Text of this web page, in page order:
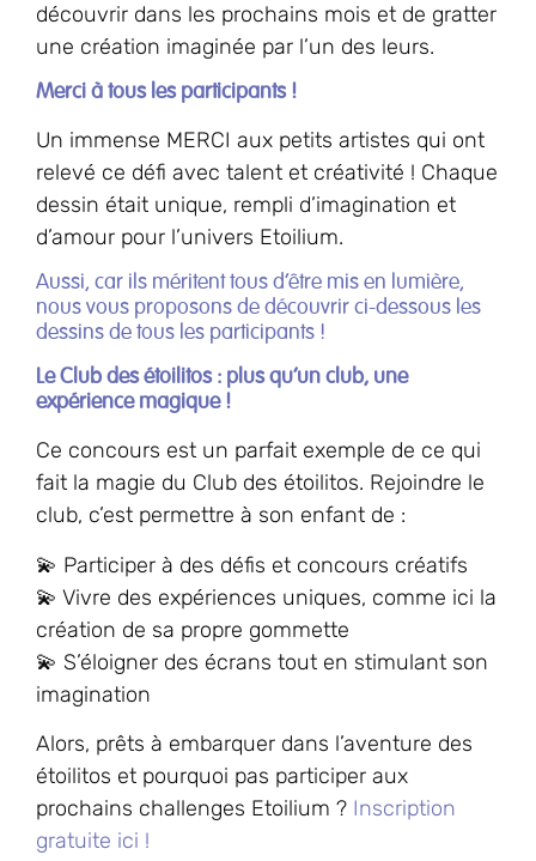
découvrir dans les prochains mois et de gratter
une création imaginée par l’un des leurs.
Merci à tous les participants !
Un immense MERCI aux petits artistes qui ont
relevé ce défi avec talent et créativité ! Chaque
dessin était unique, rempli d’imagination et
d’amour pour l’univers Etoilium.
Aussi, car ils méritent tous d’être mis en lumière,
nous vous proposons de découvrir ci-dessous les
dessins de tous les participants !
Le Club des étoilitos : plus qu’un club, une
expérience magique !
Ce concours est un parfait exemple de ce qui
fait la magie du Club des étoilitos. Rejoindre le
club, c’est permettre à son enfant de :
💫 Participer à des défis et concours créatifs
💫 Vivre des expériences uniques, comme ici la
création de sa propre gommette
💫 S’éloigner des écrans tout en stimulant son
imagination
Alors, prêts à embarquer dans l’aventure des
étoilitos et pourquoi pas participer aux
prochains challenges Etoilium ? Inscription
gratuite ici !